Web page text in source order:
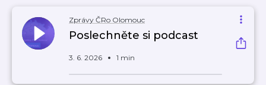
Zprávy ČRo Olomouc
Poslechněte si podcast
3. 6. 2026 1 min